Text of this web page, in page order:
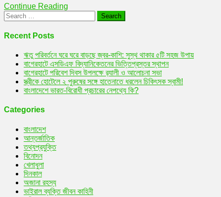
Continue Reading
Search
for:
Recent Posts
ঋতু পরিবর্তনে ঘরে ঘরে বাড়ছে জ্বর-কাশি: সুস্থ থাকার ৫টি সহজ উপায়
বাগেরহাটে এসডিএফ বিদ্যানিকেতনের ভিত্তিপ্রস্তর স্থাপন
বাগেরহাটে পরিবেশ দিবস উপলক্ষে র‌্যালী ও আলোচনা সভা
স্ত্রীকে হোটেলে ২ পুরুষের সঙ্গে হাতেনাতে ধরলেন চিকিৎসক স্বামী!
বাংলাদেশে ভারত-বিরোধী প্রচারের নেপথ্যে কি?
Categories
বাংলাদেশ
আন্তর্জাতিক
তথ্যপ্রযুক্তি
বিনোদন
খেলাধুলা
দিনকাল
অজানা রহস্য
ভাইরাল ব্যক্তি জীবন কাহিনী